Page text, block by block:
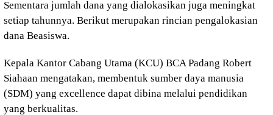
Sementara jumlah dana yang dialokasikan juga meningkat
setiap tahunnya. Berikut merupakan rincian pengalokasian
dana Beasiswa.
Kepala Kantor Cabang Utama (KCU) BCA Padang Robert
Siahaan mengatakan, membentuk sumber daya manusia
(SDM) yang excellence dapat dibina melalui pendidikan
yang berkualitas.